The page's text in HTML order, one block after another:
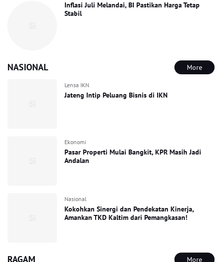
Inflasi Juli Melandai, BI Pastikan Harga Tetap
Stabil
NASIONAL More
Lensa IKN
Jateng Intip Peluang Bisnis di IKN
Ekonomi
Pasar Properti Mulai Bangkit, KPR Masih Jadi
Andalan
Nasional
Kokohkan Sinergi dan Pendekatan Kinerja,
Amankan TKD Kaltim dari Pemangkasan!
RAGAM More